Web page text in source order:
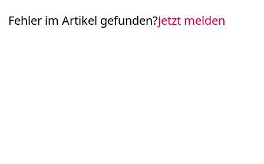
Fehler im Artikel gefunden?Jetzt melden